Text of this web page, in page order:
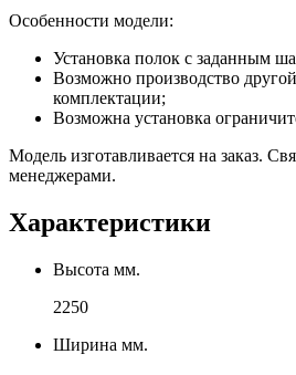
Особенности модели:
Установка полок с заданным
Возможно производство
комплектации;
Возможна установка
Модель изготавливается на заказ.
менеджерами.
Характеристики
Высота мм.
2250
Ширина мм.